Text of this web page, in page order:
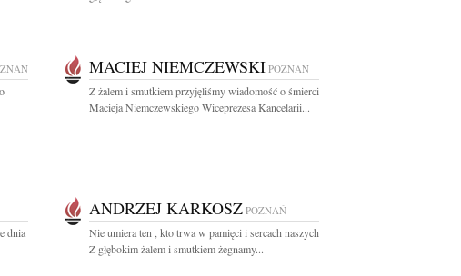
MACIEJ NIEMCZEWSKI POZNAŃ
Z żalem i smutkiem przyjęliśmy wiadomość o śmierci
Macieja Niemczewskiego Wiceprezesa Kancelarii...
dnia
ANDRZEJ KARKOSZ POZNAŃ
Nie umiera ten , kto trwa w pamięci i sercach naszych
Z głębokim żalem i smutkiem żegnamy...